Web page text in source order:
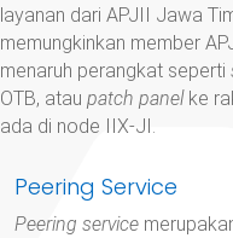
layanan dari APJII Jawa
memungkinkan member
menaruh perangkat seperti
OTB, atau patch panelke
ada di node IIX-JI.
Peering Service
Peering service